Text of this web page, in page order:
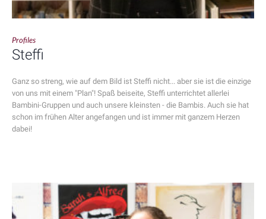
Profiles
Steffi
Ganz so streng, wie auf dem Bild ist Steffi nicht... aber sie ist die einzige
von uns mit einem "Plan"! Spaß beiseite, Steffi unterrichtet allerlei
Bambini-Gruppen und auch unsere kleinsten - die Bambis. Auch sie hat
schon im frühen Alter angefangen und ist immer mit ganzem Herzen
dabei!